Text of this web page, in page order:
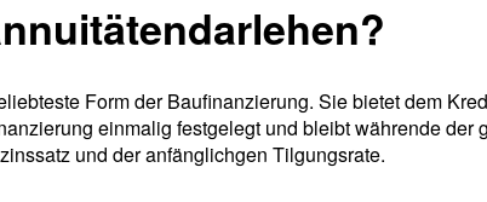
Form der Baufinanzierung. Sie bietet dem
einmalig festgelegt und bleibt währende
und der anfänglichgen Tilgungsrate.